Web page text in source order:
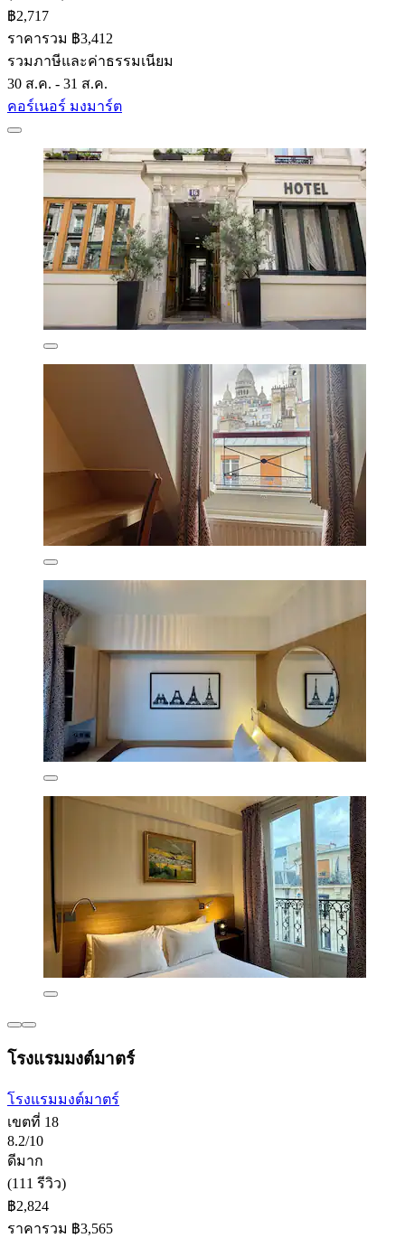
฿2,717
ราคารวม ฿3,412
รวมภาษีและค่าธรรมเนียม
30 ส.ค. - 31 ส.ค.
คอร์เนอร์ มงมาร์ต
โรงแรมมงต์มาตร์
โรงแรมมงต์มาตร์
เขตที่ 18
8.2/10
ดีมาก
(111 รีวิว)
฿2,824
ราคารวม ฿3,565